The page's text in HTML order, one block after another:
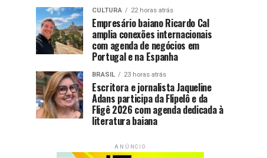
CULTURA 22 horas atrás
Empresário baiano Ricardo Cal
amplia conexões internacionais
com agenda de negócios em
Portugal e na Espanha
BRASIL 23 horas atrás
Escritora e jornalista Jaqueline
Adans participa da Flipelô e da
Fligê 2026 com agenda dedicada à
literatura baiana
ANÚNCIO